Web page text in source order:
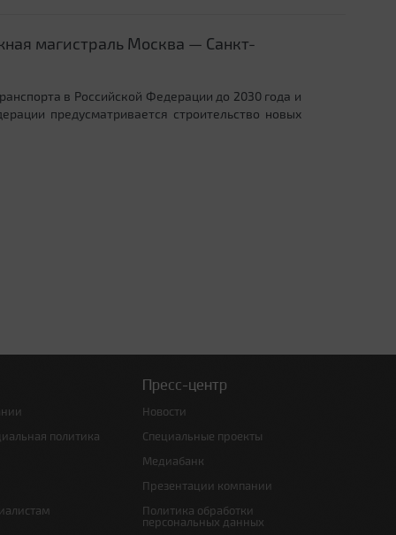
магистраль Москва — Санкт-
в Российской Федерации до 2030 года и
предусматривается строительство новых
политика
Пресс-центр
Новости
Специальные проекты
Медиабанк
Презентации компании
Политика обработки
персональных данных